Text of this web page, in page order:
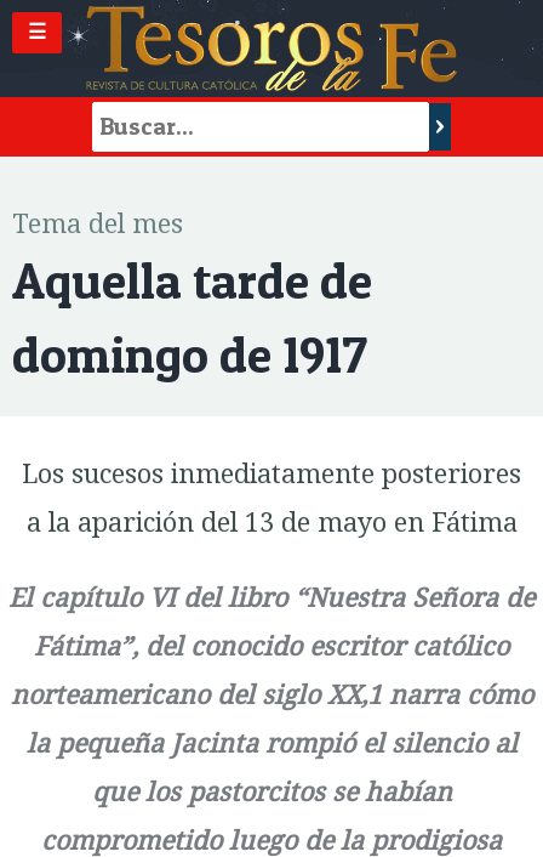
☰
Tema del mes
Aquella tarde de
domingo de 1917
Los sucesos inmediatamente posteriores
a la aparición del 13 de mayo en Fátima
El capítulo VI del libro “Nuestra Señora de
Fátima”, del conocido escritor católico
norteamericano del siglo XX,1narra cómo
la pequeña Jacinta rompió el silencio al
que los pastorcitos se habían
comprometido luego de la prodigiosa